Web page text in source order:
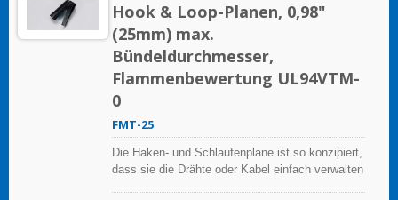
Hook & Loop-Planen, 0,98"
(25mm) max.
Bündeldurchmesser,
Flammenbewertung UL94VTM-
0
FMT-25
Die Haken- und Schlaufenplane ist so konzipiert,
dass sie die Drähte oder Kabel einfach verwalten